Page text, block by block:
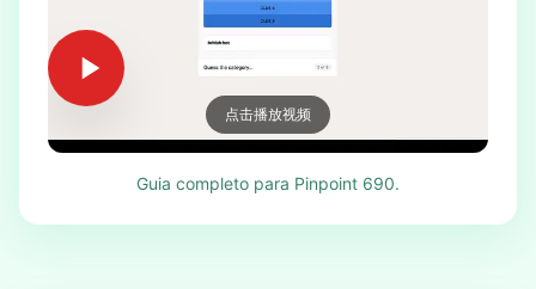
点击播放视频
Guia completo para Pinpoint 690.